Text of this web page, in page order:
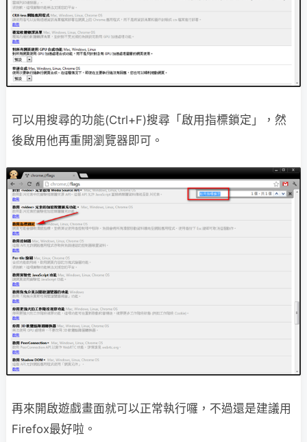
可以用搜尋的功能(Ctrl+F)搜尋「啟用指標鎖定」，然
後啟用他再重開瀏覽器即可。
再來開啟遊戲畫面就可以正常執行囉，不過還是建議用
Firefox最好啦。